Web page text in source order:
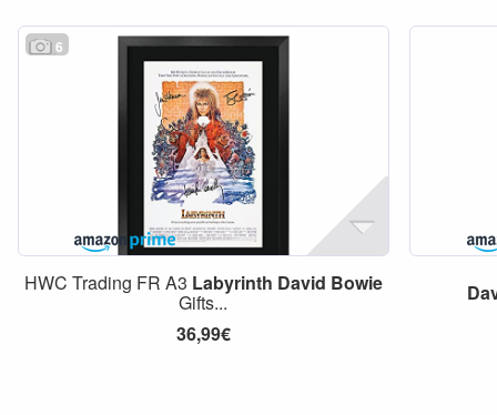
6
HWC Trading FR A3 Labyrinth David Bowie
Gifts...
36,99€